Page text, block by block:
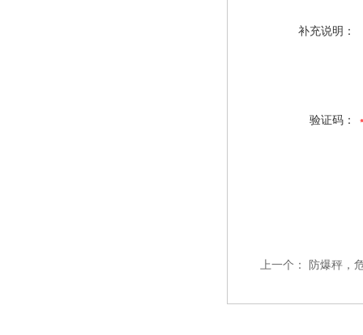
补充说明：
验证码：
上一个： 防爆秤，